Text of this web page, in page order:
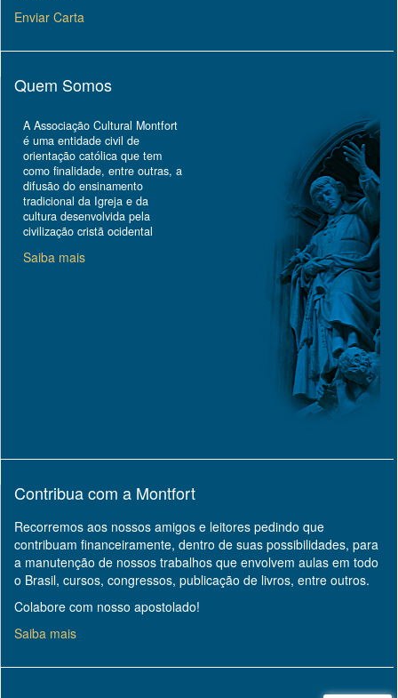
Enviar Carta
Quem Somos
A Associação Cultural Montfort
é uma entidade civil de
orientação católica que tem
como finalidade, entre outras, a
difusão do ensinamento
tradicional da Igreja e da
cultura desenvolvida pela
civilização cristã ocidental
Saiba mais
Contribua com a Montfort
Recorremos aos nossos amigos e leitores pedindo que
contribuam financeiramente, dentro de suas possibilidades, para
a manutenção de nossos trabalhos que envolvem aulas em todo
o Brasil, cursos, congressos, publicação de livros, entre outros.
Colabore com nosso apostolado!
Saiba mais